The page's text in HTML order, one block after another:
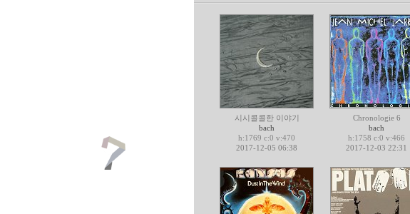
시시콜콜한 이야기
bach
h:1769 c:0 v:470
2017-12-05 06:38
Chronologie 6
bach
h:1758 c:0 v:466
2017-12-03 22:31